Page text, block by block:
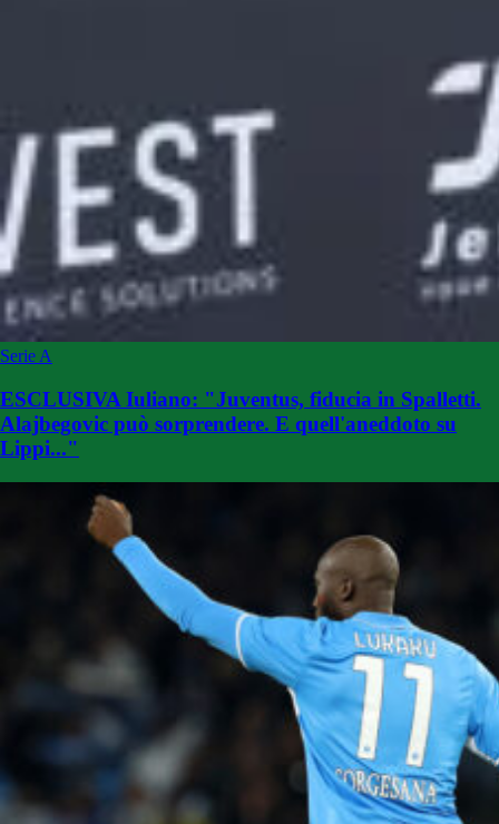
Serie A
ESCLUSIVA Iuliano: "Juventus, fiducia in Spalletti.
Alajbegovic può sorprendere. E quell'aneddoto su
Lippi..."